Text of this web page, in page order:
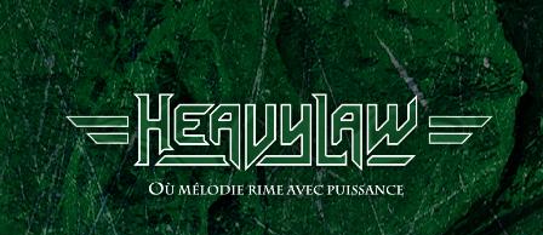
ACCUEIL
NEWS
CHRONIQUES
INTERVIEWS